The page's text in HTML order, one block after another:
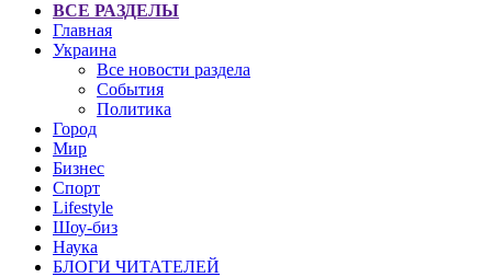
ВСЕ РАЗДЕЛЫ
Главная
Украина
Все новости раздела
События
Политика
Город
Мир
Бизнес
Спорт
Lifestyle
Шоу-биз
Наука
БЛОГИ ЧИТАТЕЛЕЙ